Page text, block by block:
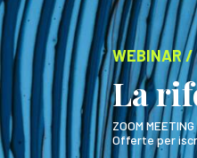
WEBINAR
La
ZOOM MEETING
Offerte per